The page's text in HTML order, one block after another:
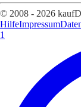
© 2008 - 2026
HilfeImpressum
1